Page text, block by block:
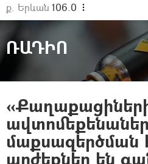
ք. Երևան 106.0
ՌԱԴԻՈ
մաքսազերծման
արժեքներ են